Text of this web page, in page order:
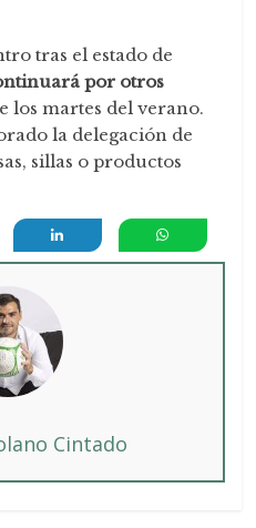
tras el estado de
por otros
los martes del verano.
la delegación de
sillas o productos
Cintado